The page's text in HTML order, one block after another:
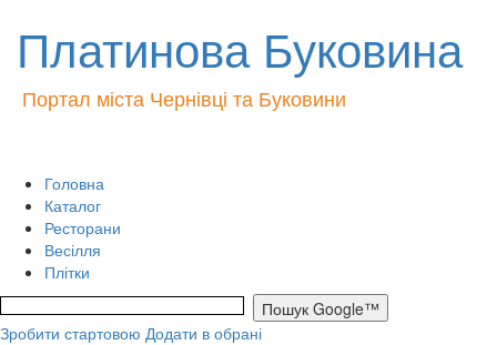
Платинова Буковина
Портал міста Чернівці та Буковини
Головна
Каталог
Ресторани
Весілля
Плітки
Зробити стартовою Додати в обрані